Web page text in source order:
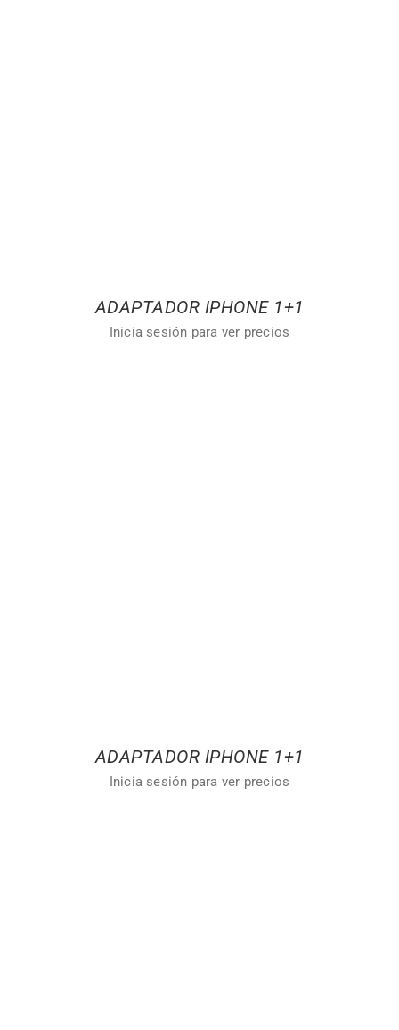
ADAPTADOR IPHONE 1+1
Inicia sesión para ver precios
ADAPTADOR IPHONE 1+1
Inicia sesión para ver precios